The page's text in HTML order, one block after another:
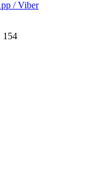
/ Viber
154